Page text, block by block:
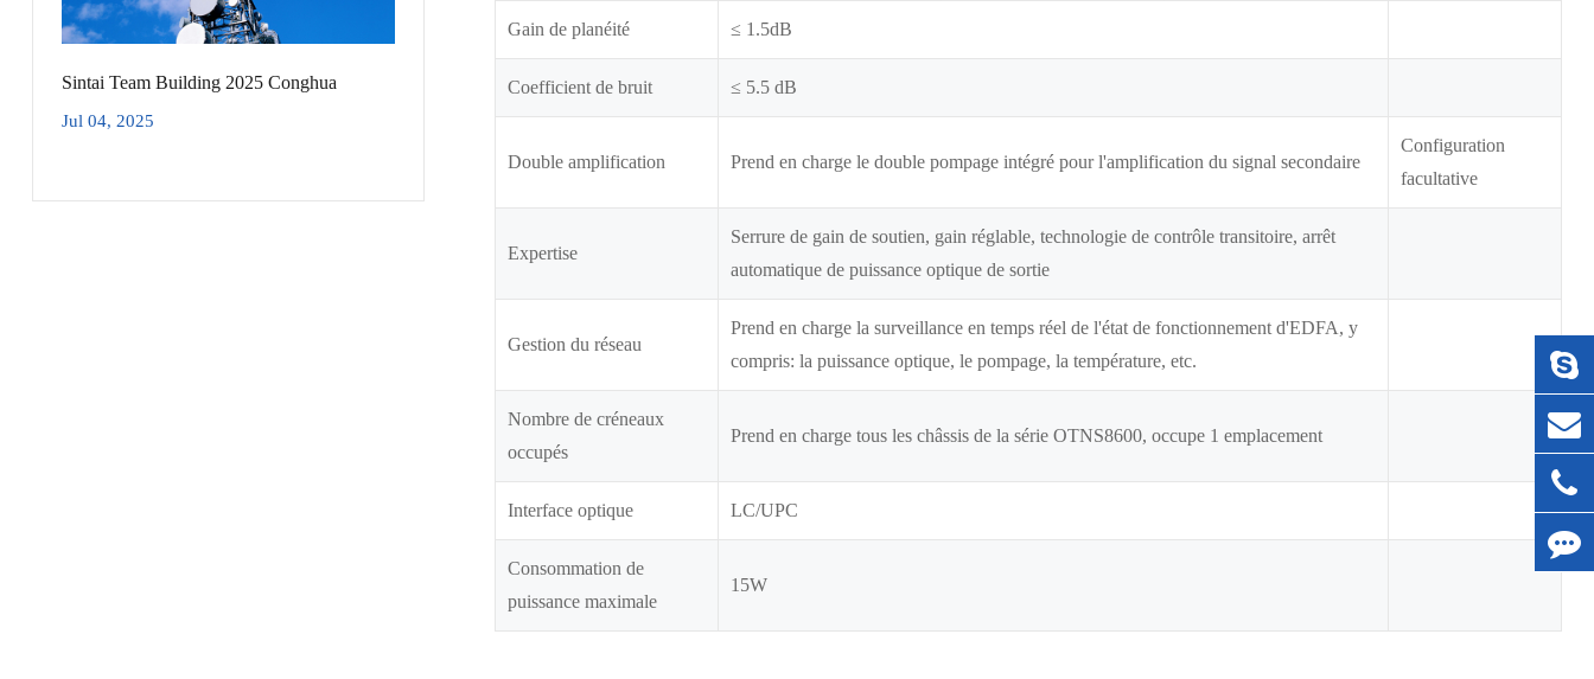
Sintai Team Building 2025 Conghua
Jul 04, 2025
Gain de planéité ≤ 1.5dB
Coefficient de bruit ≤ 5.5 dB
Double amplification Prend en charge le double pompage intégré pour l'amplification du signal secondaire
Configuration
facultative
Expertise
Serrure de gain de soutien, gain réglable, technologie de contrôle transitoire, arrêt
automatique de puissance optique de sortie
Gestion du réseau
Prend en charge la surveillance en temps réel de l'état de fonctionnement d'EDFA, y
compris: la puissance optique, le pompage, la température, etc.
Nombre de créneaux
occupés
Prend en charge tous les châssis de la série OTNS8600, occupe 1 emplacement
Interface optique LC/UPC
Consommation de
puissance maximale
15W